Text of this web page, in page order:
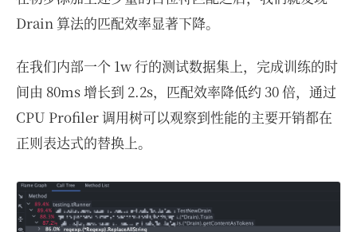
Drain 算法的匹配效率显著下降。
在我们内部一个 1w 行的测试数据集上，完成训练的时
间由 80ms 增长到 2.2s，匹配效率降低约 30 倍，通过
CPU Profiler 调用树可以观察到性能的主要开销都在
正则表达式的替换上。